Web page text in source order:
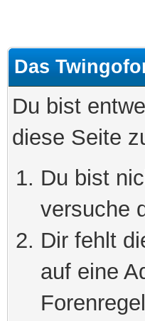
Das
Du bist
diese Seite
Du bist
versuche
Dir fehlt
auf eine